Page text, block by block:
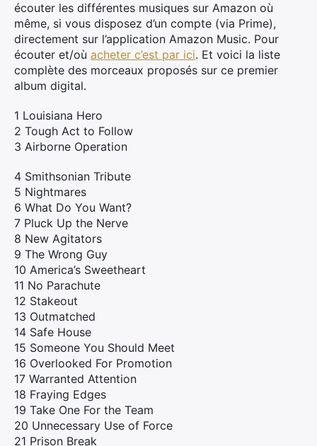
écouter les différentes musiques sur Amazon où
même, si vous disposez d’un compte (via Prime),
directement sur l’application Amazon Music. Pour
écouter et/où acheter c’est par ici. Et voici la liste
complète des morceaux proposés sur ce premier
album digital.
1 Louisiana Hero
2 Tough Act to Follow
3 Airborne Operation
4 Smithsonian Tribute
5 Nightmares
6 What Do You Want?
7 Pluck Up the Nerve
8 New Agitators
9 The Wrong Guy
10 America’s Sweetheart
11 No Parachute
12 Stakeout
13 Outmatched
14 Safe House
15 Someone You Should Meet
16 Overlooked For Promotion
17 Warranted Attention
18 Fraying Edges
19 Take One For the Team
20 Unnecessary Use of Force
21 Prison Break